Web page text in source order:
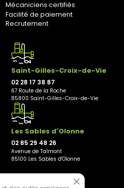
Mécaniciens certifiés
Facilité de paiement
Recrutement
Saint-Gilles-Croix-de-Vie
02 28 17 38 87
67 Route de la Roche
85800 Saint-Gilles-Croix-de-Vie
Les Sables d'Olonne
02 85 29 48 26
Avenue de Talmont
85100 Les Sables d'Olonne